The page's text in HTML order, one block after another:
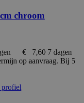
chroom
€ 7,60 7 dagen
op aanvraag. Bij 5